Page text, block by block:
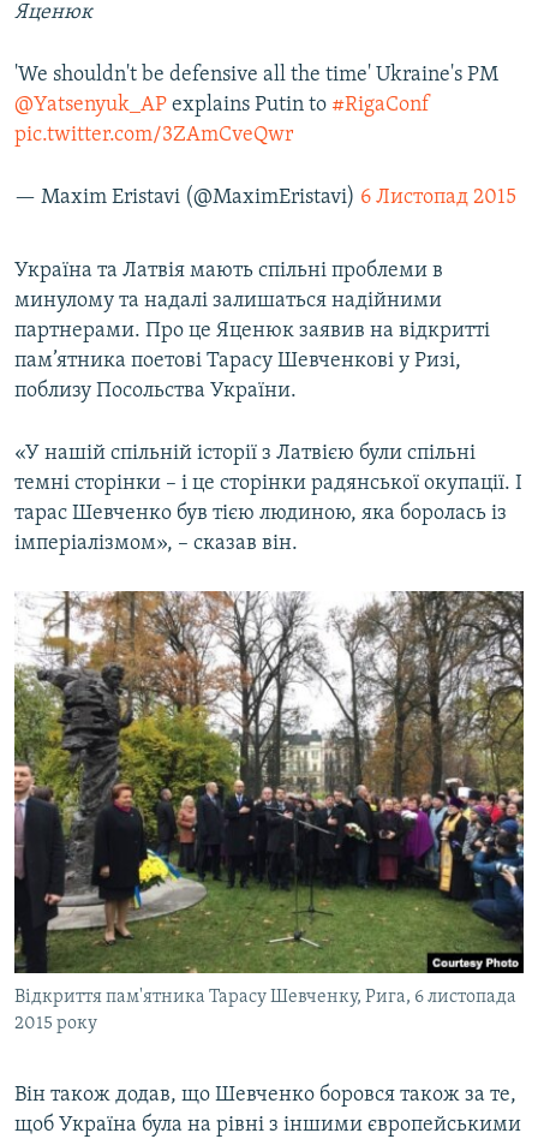
Яценюк
'We shouldn't be defensive all the time' Ukraine's PM
@Yatsenyuk_AP explains Putin to #RigaConf
pic.twitter.com/3ZAmCveQwr
— Maxim Eristavi (@MaximEristavi) 6 Листопад 2015
Україна та Латвія мають спільні проблеми в
минулому та надалі залишаться надійними
партнерами. Про це Яценюк заявив на відкритті
пам’ятника поетові Тарасу Шевченкові у Ризі,
поблизу Посольства України.
«У нашій спільній історії з Латвією були спільні
темні сторінки – і це сторінки радянської окупації. І
тарас Шевченко був тією людиною, яка боролась із
імперіалізмом», – сказав він.
Відкриття пам'ятника Тарасу Шевченку, Рига, 6 листопада
2015 року
Він також додав, що Шевченко боровся також за те,
щоб Україна була на рівні з іншими європейськими